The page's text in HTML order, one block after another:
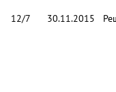
12/7 30.11.2015